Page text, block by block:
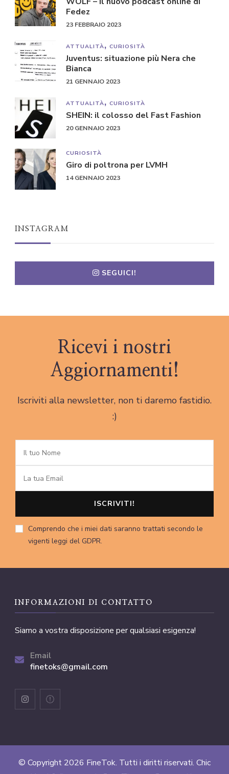
Fedez
23 FEBBRAIO 2023
ATTUALITÀ CURIOSITÀ
Juventus: situazione più Nera che
Bianca
21 GENNAIO 2023
ATTUALITÀ CURIOSITÀ
SHEIN: il colosso del Fast Fashion
20 GENNAIO 2023
CURIOSITÀ
Giro di poltrona per LVMH
14 GENNAIO 2023
INSTAGRAM
SEGUICI!
Ricevi i nostri
Aggiornamenti!
Iscriviti alla newsletter, non ti daremo fastidio.
:)
Comprendo che i miei dati saranno trattati secondo le
vigenti leggi del GDPR.
INFORMAZIONI DI CONTATTO
Siamo a vostra disposizione per qualsiasi esigenza!
Email
finetoks@gmail.com
© Copyright 2026 FineTok. Tutti i diritti riservati. Chic